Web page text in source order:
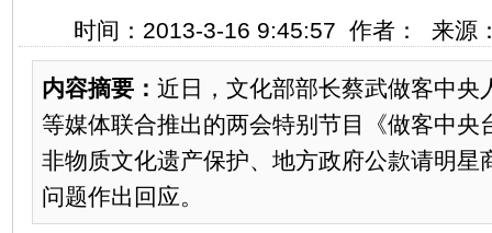
时间：2013-3-16 9:45:57 作者： 来源
内容摘要： 近日，文化部部长蔡武做客中央
等媒体联合推出的两会特别节目《做客中央
非物质文化遗产保护、地方政府公款请明星
问题作出回应。